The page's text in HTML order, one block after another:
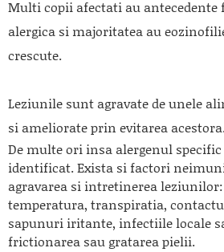
Multi copii afectati au antecedente
alergica si majoritatea au
crescute.
Leziunile sunt agravate de unele
si ameliorate prin evitarea acestora.
De multe ori insa alergenul specific
identificat. Exista si factori
agravarea si intretinerea
temperatura, transpiratia,
sapunuri iritante, infectiile locale
frictionarea sau gratarea pielii.